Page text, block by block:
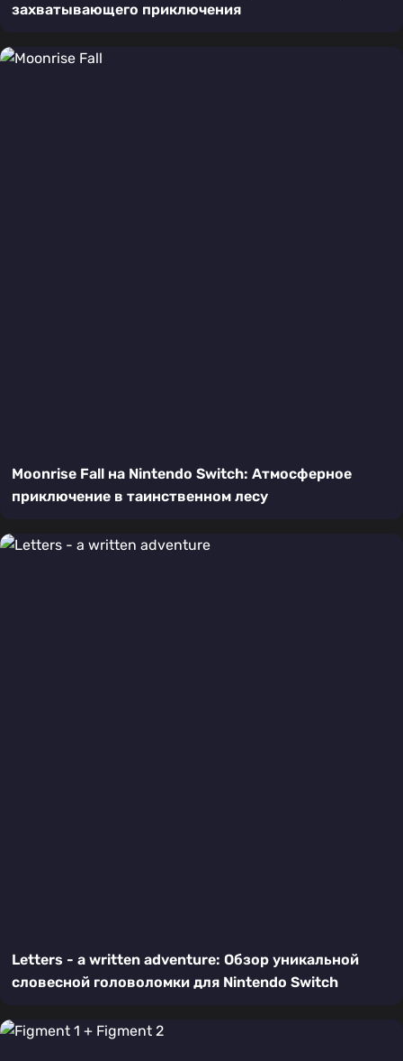
захватывающего приключения
Moonrise Fall на Nintendo Switch: Атмосферное
приключение в таинственном лесу
Letters - a written adventure: Обзор уникальной
словесной головоломки для Nintendo Switch